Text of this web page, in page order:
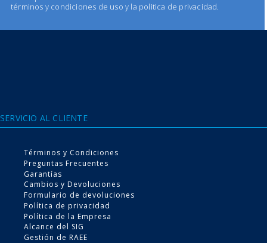
términos y condiciones de uso y la politica de privacidad.
Expel Antibacteriana
de 4 niveles de protección
VER MÁS
SERVICIO AL CLIENTE
Términos y Condiciones
Preguntas Frecuentes
Garantías
Cambios y Devoluciones
Formulario de devoluciones
Política de privacidad
Política de la Empresa
Alcance del SIG
Gestión de RAEE